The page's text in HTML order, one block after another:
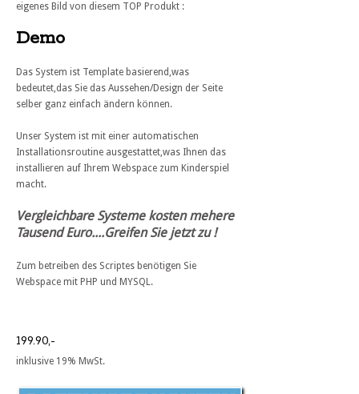
eigenes Bild von diesem TOP Produkt :
Demo
Das System ist Template basierend,was
bedeutet,das Sie das Aussehen/Design der Seite
selber ganz einfach ändern können.
Unser System ist mit einer automatischen
Installationsroutine ausgestattet,was Ihnen das
installieren auf Ihrem Webspace zum Kinderspiel
macht.
Vergleichbare Systeme kosten mehere
Tausend Euro....Greifen Sie jetzt zu !
Zum betreiben des Scriptes benötigen Sie
Webspace mit PHP und MYSQL.
199.90,-
inklusive 19% MwSt.